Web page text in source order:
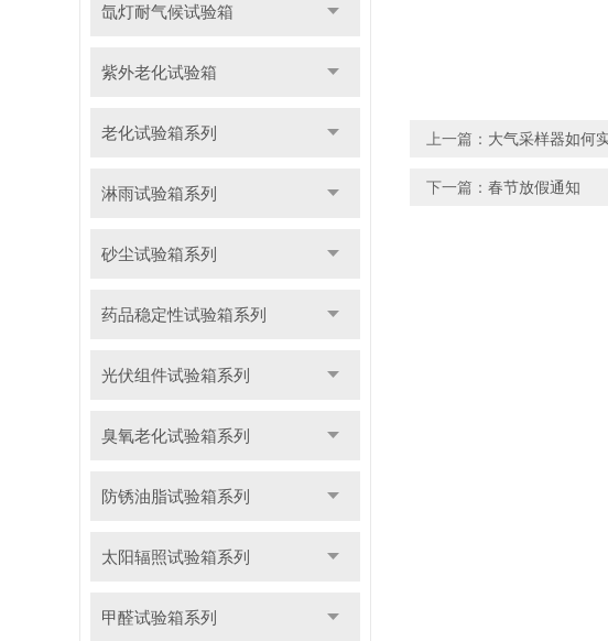
氙灯耐气候试验箱
紫外老化试验箱
老化试验箱系列
淋雨试验箱系列
砂尘试验箱系列
药品稳定性试验箱系列
光伏组件试验箱系列
臭氧老化试验箱系列
防锈油脂试验箱系列
太阳辐照试验箱系列
甲醛试验箱系列
上一篇： 大气采样器如何
下一篇： 春节放假通知